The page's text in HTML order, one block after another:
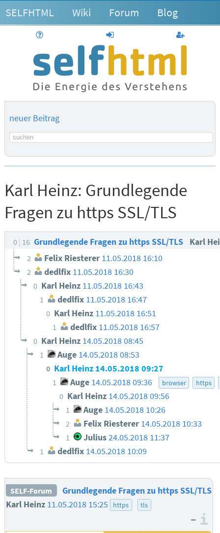
SELFHTML Wiki Forum Blog
anmelden
neuer Beitrag
Suchbegriff
Karl Heinz: Grundlegende
Fragen zu https SSL/TLS
0 16 Grundlegende Fragen zu https SSL/TLS Karl
2 Felix Riesterer 11.05.2018 16:10
2 dedlfix 11.05.2018 16:30
0 Karl Heinz 11.05.2018 16:43
1 dedlfix 11.05.2018 16:47
0 Karl Heinz 11.05.2018 16:51
1 dedlfix 11.05.2018 16:57
0 Karl Heinz 14.05.2018 08:45
1 Auge 14.05.2018 08:53
0 Karl Heinz 14.05.2018 09:27
1 Auge 14.05.2018 09:36 browser https
0 Karl Heinz 14.05.2018 09:56
1 Auge 14.05.2018 10:26
2 Felix Riesterer 14.05.2018 10:33
1 Julius 24.05.2018 11:37
1 dedlfix 14.05.2018 10:09
SELF-Forum
Grundlegende Fragen zu https SSL/TLS
Karl Heinz 11.05.2018 15:25 https tls
–